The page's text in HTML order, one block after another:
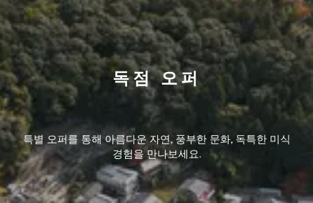
독점 오퍼
특별 오퍼를 통해 아름다운 자연, 풍부한 문화, 독특한 미식
경험을 만나보세요.